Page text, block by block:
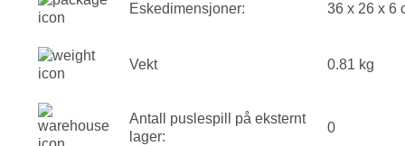
Eskedimensjoner: 36 x 26 x 6
Vekt 0.81 kg
Antall puslespill på eksternt
lager:
0